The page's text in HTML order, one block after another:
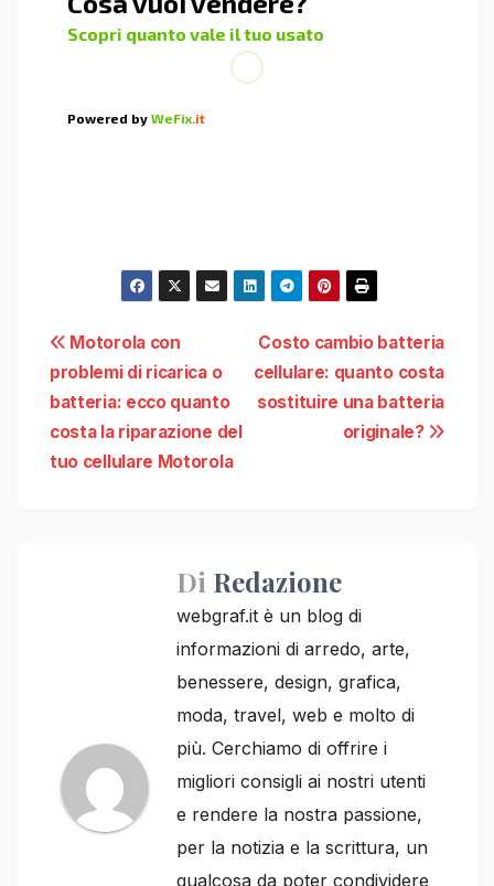
Navigazione
articoli
Costo cambio batteria
cellulare: quanto costa
sostituire una batteria
originale?
Motorola con
problemi di ricarica o
batteria: ecco quanto
costa la riparazione del
tuo cellulare Motorola
Di Redazione
webgraf.it è un blog di
informazioni di arredo, arte,
benessere, design, grafica,
moda, travel, web e molto di
più. Cerchiamo di offrire i
migliori consigli ai nostri utenti
e rendere la nostra passione,
per la notizia e la scrittura, un
qualcosa da poter condividere